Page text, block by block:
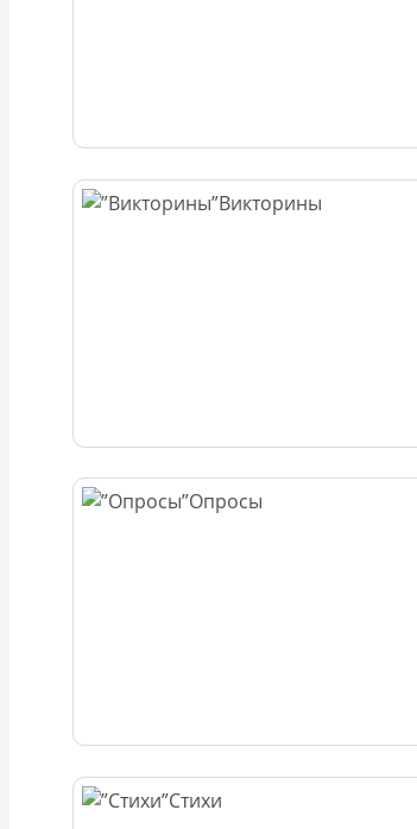
Викторины
Опросы
Стихи